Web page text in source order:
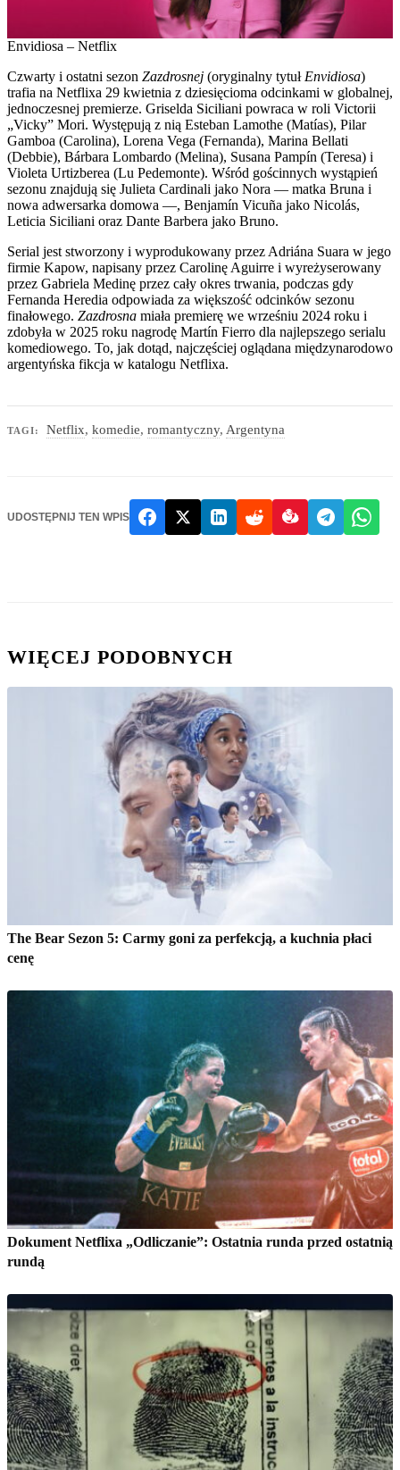
Envidiosa – Netflix
Czwarty i ostatni sezon Zazdrosnej (oryginalny tytuł Envidiosa)
trafia na Netflixa 29 kwietnia z dziesięcioma odcinkami w globalnej,
jednoczesnej premierze. Griselda Siciliani powraca w roli Victorii
„Vicky” Mori. Występują z nią Esteban Lamothe (Matías), Pilar
Gamboa (Carolina), Lorena Vega (Fernanda), Marina Bellati
(Debbie), Bárbara Lombardo (Melina), Susana Pampín (Teresa) i
Violeta Urtizberea (Lu Pedemonte). Wśród gościnnych wystąpień
sezonu znajdują się Julieta Cardinali jako Nora — matka Bruna i
nowa adwersarka domowa —, Benjamín Vicuña jako Nicolás,
Leticia Siciliani oraz Dante Barbera jako Bruno.
Serial jest stworzony i wyprodukowany przez Adriána Suara w jego
firmie Kapow, napisany przez Carolinę Aguirre i wyreżyserowany
przez Gabriela Medinę przez cały okres trwania, podczas gdy
Fernanda Heredia odpowiada za większość odcinków sezonu
finałowego. Zazdrosna miała premierę we wrześniu 2024 roku i
zdobyła w 2025 roku nagrodę Martín Fierro dla najlepszego serialu
komediowego. To, jak dotąd, najczęściej oglądana międzynarodowo
argentyńska fikcja w katalogu Netflixa.
TAGI: Netflix,komedie,romantyczny, Argentyna
UDOSTĘPNIJ TEN WPIS
WIĘCEJ PODOBNYCH
The Bear Sezon 5: Carmy goni za perfekcją, a kuchnia płaci
cenę
Dokument Netflixa „Odliczanie”: Ostatnia runda przed ostatnią
rundą